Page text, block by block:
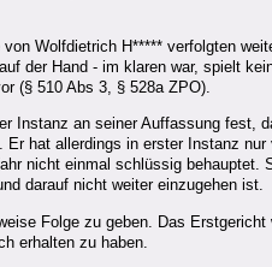
Wolfdietrich H***** verfolgten
der Hand - im klaren war, spielt
(§ 510 Abs 3, § 528a ZPO).
Instanz an seiner Auffassung fest,
Er hat allerdings in erster Instanz
nicht einmal schlüssig
darauf nicht weiter einzugehen ist.
Folge zu geben. Das
erhalten zu haben.